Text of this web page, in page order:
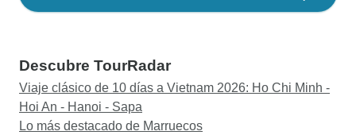
Descubre TourRadar
Viaje clásico de 10 días a Vietnam 2026: Ho Chi Minh -
Hoi An - Hanoi - Sapa
Lo más destacado de Marruecos